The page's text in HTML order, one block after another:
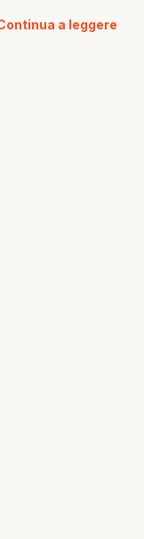
a leggere